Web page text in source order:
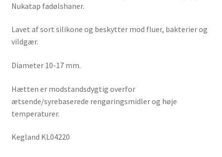
Nukatap fadølshaner.
Lavet af sort silikone og beskytter mod fluer, bakterier og
vildgær.
Diameter 10-17 mm.
Hætten er modstandsdygtig overfor
ætsende/syrebaserede rengøringsmidler og høje
temperaturer.
Kegland KL04220